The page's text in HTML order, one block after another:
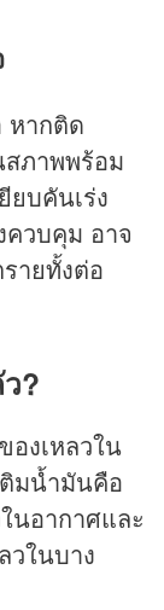
หากติด
ภาพพร้อม
ยบคันเร่ง
วบคุม อาจ
ายทั้งต่อ
?
งเหลวใน
มน้ำมันคือ
นอากาศและ
วในบาง